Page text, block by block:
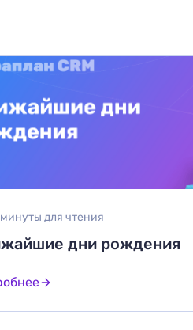
для чтения
дни рождения